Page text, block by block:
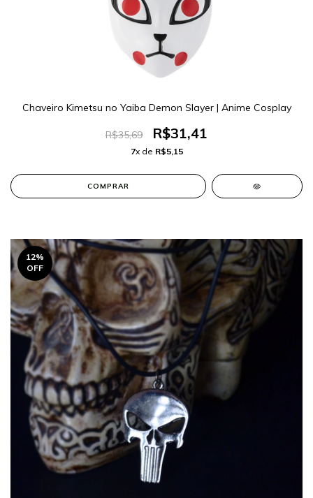
Chaveiro Kimetsu no Yaiba Demon Slayer | Anime Cosplay
R$35,69 R$31,41
7x de R$5,15
12%
OFF